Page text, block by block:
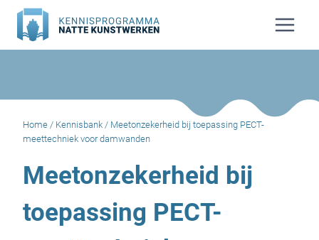
Doorgaan
naar
inhoud
Home / Kennisbank / Meetonzekerheid bij toepassing PECT-
meettechniek voor damwanden
Meetonzekerheid bij
toepassing PECT-